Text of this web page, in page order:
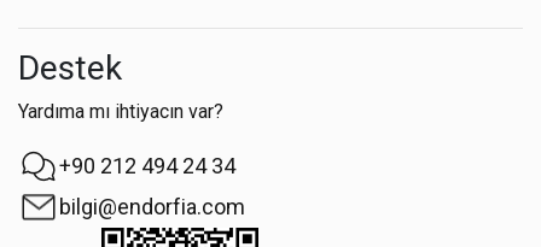
Destek
Yardıma mı ihtiyacın var?
+90 212 494 24 34
bilgi@endorfia.com